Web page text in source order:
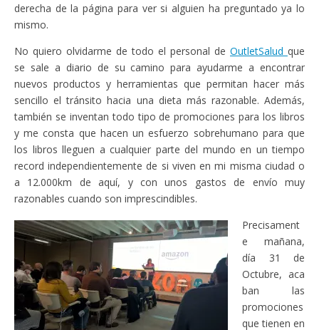
derecha de la página para ver si alguien ha preguntado ya lo
mismo.
No quiero olvidarme de todo el personal de OutletSalud que
se sale a diario de su camino para ayudarme a encontrar
nuevos productos y herramientas que permitan hacer más
sencillo el tránsito hacia una dieta más razonable. Además,
también se inventan todo tipo de promociones para los libros
y me consta que hacen un esfuerzo sobrehumano para que
los libros lleguen a cualquier parte del mundo en un tiempo
record independientemente de si viven en mi misma ciudad o
a 12.000km de aquí, y con unos gastos de envío muy
razonables cuando son imprescindibles.
Precisament
e mañana,
día 31 de
Octubre, aca
ban las
promociones
que tienen en